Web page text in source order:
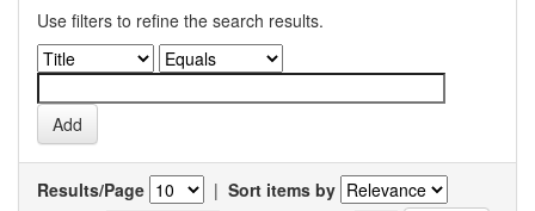
Use filters to refine the search results.
Results/Page | Sort items by